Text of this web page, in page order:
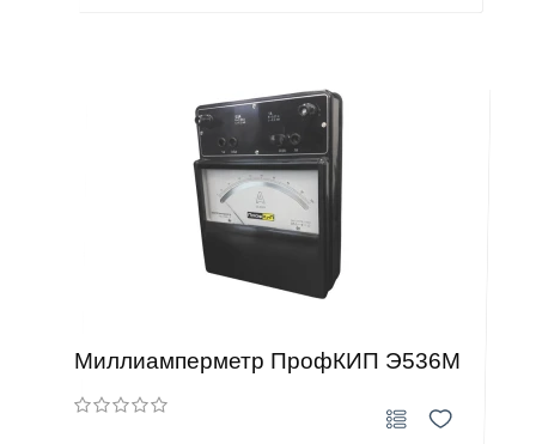
Миллиамперметр ПрофКИП Э536М